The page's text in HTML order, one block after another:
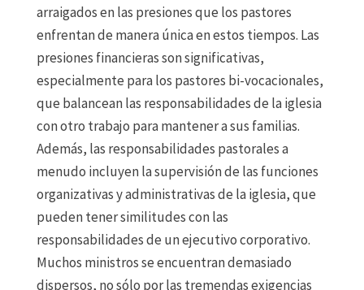
arraigados en las presiones que los pastores
enfrentan de manera única en estos tiempos. Las
presiones financieras son significativas,
especialmente para los pastores bi-vocacionales,
que balancean las responsabilidades de la iglesia
con otro trabajo para mantener a sus familias.
Además, las responsabilidades pastorales a
menudo incluyen la supervisión de las funciones
organizativas y administrativas de la iglesia, que
pueden tener similitudes con las
responsabilidades de un ejecutivo corporativo.
Muchos ministros se encuentran demasiado
dispersos, no sólo por las tremendas exigencias